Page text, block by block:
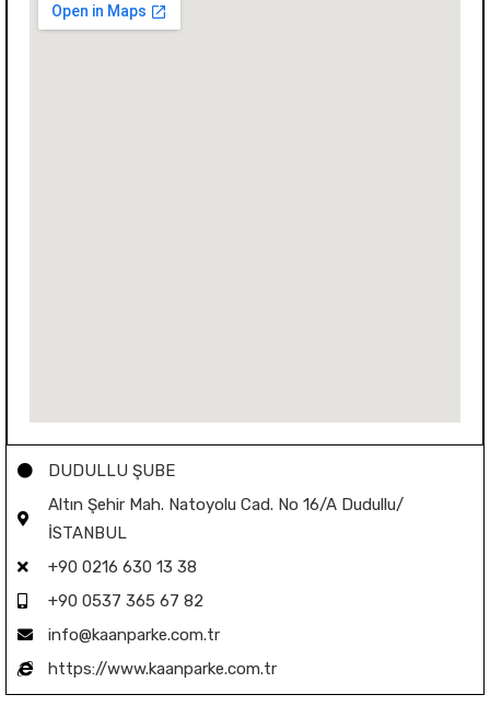
DUDULLU ŞUBE
Altın Şehir Mah. Natoyolu Cad. No 16/A Dudullu/
İSTANBUL
+90 0216 630 13 38
+90 0537 365 67 82
info@kaanparke.com.tr
https://www.kaanparke.com.tr